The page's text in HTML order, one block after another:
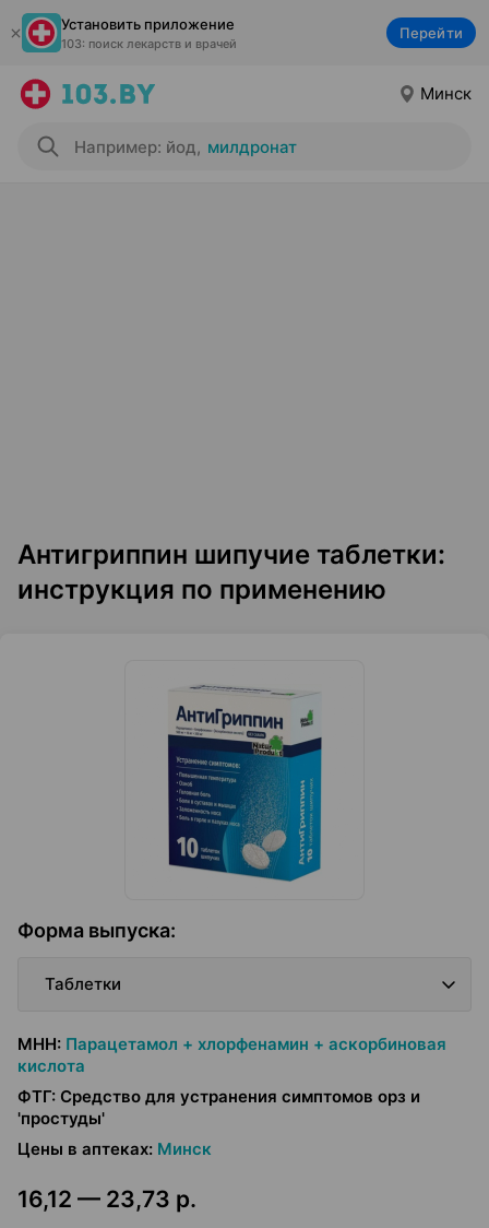
Установить приложение
103: поиск лекарств и врачей
Перейти
Минск
Например: йод, милдронат
Антигриппин шипучие таблетки:
инструкция по применению
Форма выпуска:
Таблетки
МНН: Парацетамол + хлорфенамин + аскорбиновая
кислота
ФТГ: Средство для устранения симптомов орз и
'простуды'
Цены в аптеках: Минск
16,12 — 23,73 р.